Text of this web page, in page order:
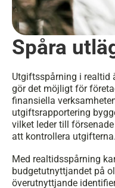
Spåra
Utgiftsspårning i realtid
gör det möjligt för
finansiella
utgiftsrapportering
vilket leder till
att kontrollera utgifterna.
Med realtidsspårning
budgetutnyttjandet på
överutnyttjande